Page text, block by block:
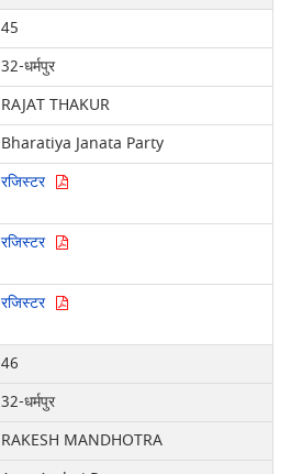
45
32-धर्मपुर
RAJAT THAKUR
Bharatiya Janata Party
रजिस्टर
रजिस्टर
रजिस्टर
46
32-धर्मपुर
RAKESH MANDHOTRA